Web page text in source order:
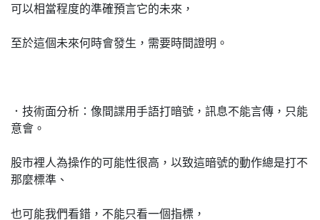
可以相當程度的準確預言它的未來，
至於這個未來何時會發生，需要時間證明。
．技術面分析：像間諜用手語打暗號，訊息不能言傳，只能
意會。
股市裡人為操作的可能性很高，以致這暗號的動作總是打不
那麼標準、
也可能我們看錯，不能只看一個指標，